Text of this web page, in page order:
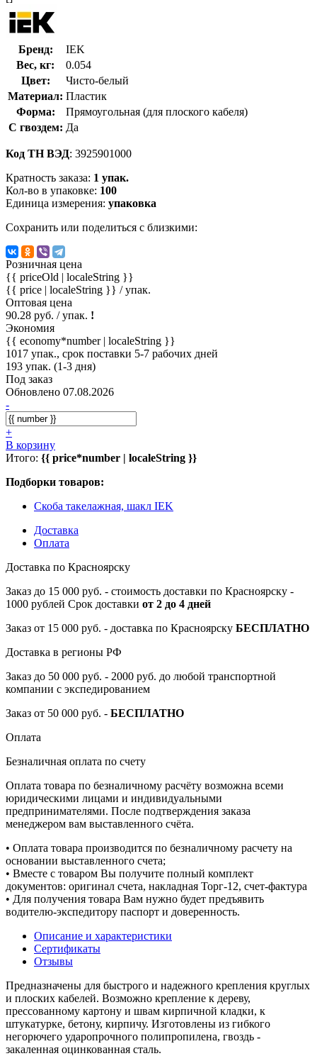
Бренд:
IEK
Вес, кг:
0.054
Цвет:
Чисто-белый
Материал: Пластик
Форма:
Прямоугольная (для плоского кабеля)
С гвоздем: Да
Код ТН ВЭД: 3925901000
Кратность заказа: 1 упак.
Кол-во в упаковке: 100
Единица измерения: упаковка
Сохранить или поделиться с близкими:
Розничная цена
{{ priceOld | localeString }}
{{ price | localeString }} / упак.
Оптовая цена
90.28 руб. / упак. !
Экономия
{{ economy*number | localeString }}
1017 упак., срок поставки 5-7 рабочих дней
193 упак. (1-3 дня)
Под заказ
Обновлено 07.08.2026
-
+
В корзину
Итого: {{ price*number | localeString }}
Подборки товаров:
Скоба такелажная, шакл IEK
Доставка
Оплата
Доставка по Красноярску
Заказ до 15 000 руб. - стоимость доставки по Красноярску -
1000 рублей Срок доставки от 2 до 4 дней
Заказ от 15 000 руб. - доставка по Красноярску БЕСПЛАТНО
Доставка в регионы РФ
Заказ до 50 000 руб. - 2000 руб. до любой транспортной
компании с экспедированием
Заказ от 50 000 руб. - БЕСПЛАТНО
Оплата
Безналичная оплата по счету
Оплата товара по безналичному расчёту возможна всеми
юридическими лицами и индивидуальными
предпринимателями. После подтверждения заказа
менеджером вам выставленного счёта.
• Оплата товара производится по безналичному расчету на
основании выставленного счета;
• Вместе с товаром Вы получите полный комплект
документов: оригинал счета, накладная Торг-12, счет-фактура
• Для получения товара Вам нужно будет предъявить
водителю-экспедитору паспорт и доверенность.
Описание и характеристики
Сертификаты
Отзывы
Предназначены для быстрого и надежного крепления круглых
и плоских кабелей. Возможно крепление к дереву,
прессованному картону и швам кирпичной кладки, к
штукатурке, бетону, кирпичу. Изготовлены из гибкого
негорючего ударопрочного полипропилена, гвоздь -
закаленная оцинкованная сталь.